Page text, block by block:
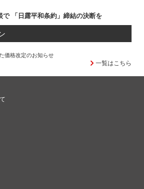
で 「日露平和条約」締結の決断を
価格改定のお知らせ
一覧はこちら